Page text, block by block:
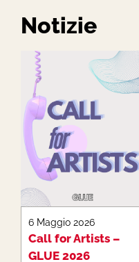
Notizie
6 Maggio 2026
Call for Artists –
GLUE 2026